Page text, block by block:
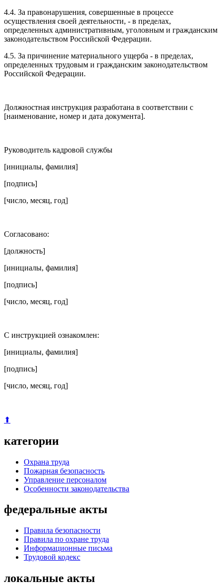
4.4. За правонарушения, совершенные в процессе
осуществления своей деятельности, - в пределах,
определенных административным, уголовным и гражданским
законодательством Российской Федерации.
4.5. За причинение материального ущерба - в пределах,
определенных трудовым и гражданским законодательством
Российской Федерации.
Должностная инструкция разработана в соответствии с
[наименование, номер и дата документа].
Руководитель кадровой службы
[инициалы, фамилия]
[подпись]
[число, месяц, год]
Согласовано:
[должность]
[инициалы, фамилия]
[подпись]
[число, месяц, год]
С инструкцией ознакомлен:
[инициалы, фамилия]
[подпись]
[число, месяц, год]
⬆
категории
Охрана труда
Пожарная безопасность
Управление персоналом
Особенности законодательства
федеральные акты
Правила безопасности
Правила по охране труда
Информационные письма
Трудовой кодекс
локальные акты